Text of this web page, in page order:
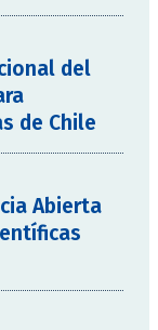
del
de Chile
Abierta